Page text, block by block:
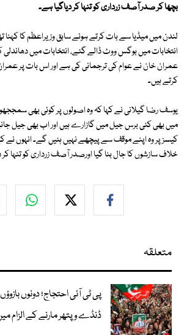
بچھا کر صدر آصف زرداری کو تنہا کر دیاگیا ہے۔
لندن میں میڈیا سے بات کرتے ہوئے سابق وزیراعظم کا
انتخابات میں بوگس ووٹ ڈالے گئے، انتخابات میں دھاندلی
عمران خان نے عوام کی ترجمانی کی ہے اور اس بات پر
کرتے ہیں۔
یوسف رضا گیلانی نے کہا کہ وہ اصولوں پر کوئی بھی
میں بھی کئی برس جیل میں گازارے ہیں اور اب بھی جیل
کیسز پر وہ اپنے موقف سے پیچھے نہیں ہٹیں گے۔ انہوں
خلاف سازشوں کا جال بنا گیا اورصدر آصف زرداری کو تنہا کر
متعلقہ
پی ٹی آئی احتجاج؛ دونوں
ڈنڈے و پتھر مارنے کے الزام